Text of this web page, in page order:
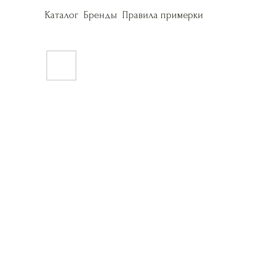
Каталог Бренды Правила примерки
Каталог Бренды Правила примерки